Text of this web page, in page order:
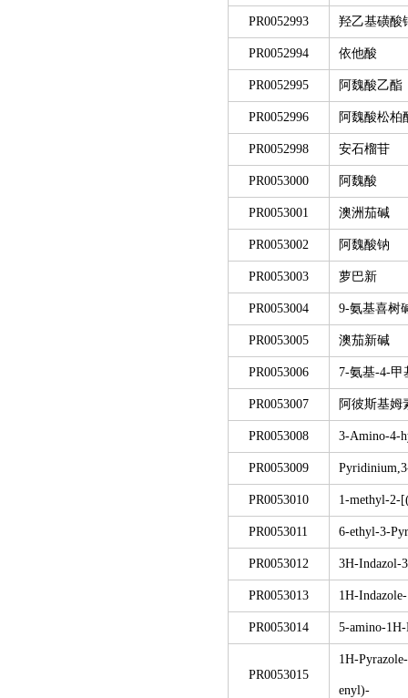
PR0052993 羟乙基磺酸
PR0052994 依他酸
PR0052995 阿魏酸乙酯
PR0052996 阿魏酸松柏
PR0052998 安石榴苷
PR0053000 阿魏酸
PR0053001 澳洲茄碱
PR0053002 阿魏酸钠
PR0053003 萝巴新
PR0053004 9-氨基喜树
PR0053005 澳茄新碱
PR0053006 7-氨基-4-甲
PR0053007 阿彼斯基姆
PR0053008 3-Amino-4-
PR0053009
PR0053010 1-methyl-2-
PR0053011 6-ethyl-3-
PR0053012 3H-Indazol-
PR0053013 1H-
PR0053014 5-amino-
PR0053015
1H-
enyl)-